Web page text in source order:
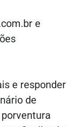
e
e responder
de